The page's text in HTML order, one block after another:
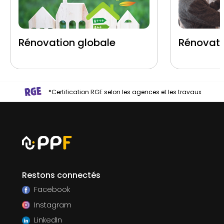
Rénovation globale
*Certification RGE selon les agences et les travaux
Restons connectés
Facebook
Instagram
LinkedIn